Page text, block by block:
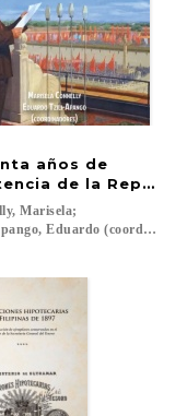
años de
de la
Marisela;
Eduardo (coords.)...